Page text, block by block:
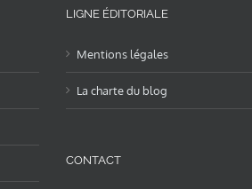
LIGNE ÉDITORIALE
Mentions légales
La charte du blog
CONTACT